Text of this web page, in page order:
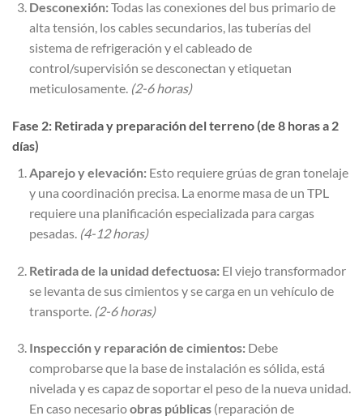
Desconexión:Todas las conexiones del bus primario de
alta tensión, los cables secundarios, las tuberías del
sistema de refrigeración y el cableado de
control/supervisión se desconectan y etiquetan
meticulosamente. (2-6 horas)
Fase 2: Retirada y preparación del terreno (de 8 horas a 2
días)
Aparejo y elevación:Esto requiere grúas de gran tonelaje
y una coordinación precisa. La enorme masa de un TPL
requiere una planificación especializada para cargas
pesadas. (4-12 horas)
Retirada de la unidad defectuosa:El viejo transformador
se levanta de sus cimientos y se carga en un vehículo de
transporte. (2-6 horas)
Inspección y reparación de cimientos:Debe
comprobarse que la base de instalación es sólida, está
nivelada y es capaz de soportar el peso de la nueva unidad.
En caso necesarioobras públicas(reparación de